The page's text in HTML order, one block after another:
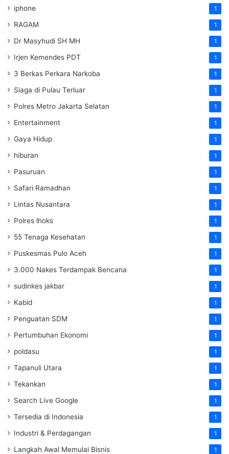
iphone 1
RAGAM 1
Dr Masyhudi SH MH 1
Irjen Kemendes PDT 1
3 Berkas Perkara Narkoba 1
Siaga di Pulau Terluar 1
Polres Metro Jakarta Selatan 1
Entertainment 1
Gaya Hidup 1
hiburan 1
Pasuruan 1
Safari Ramadhan 1
Lintas Nusantara 1
Polres lhoks 1
55 Tenaga Kesehatan 1
Puskesmas Pulo Aceh 1
3.000 Nakes Terdampak Bencana 1
sudinkes jakbar 1
Kabid 1
Penguatan SDM ‎ 1
Pertumbuhan Ekonomi 1
poldasu 1
Tapanuli Utara 1
Tekankan 1
Search Live Google 1
Tersedia di Indonesia 1
Industri & Perdagangan 1
Langkah Awal Memulai Bisnis 1